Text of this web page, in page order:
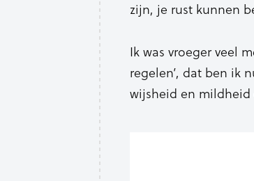
zijn, je rust kunnen
Ik was vroeger veel
regelen’, dat ben ik
wijsheid en mildheid